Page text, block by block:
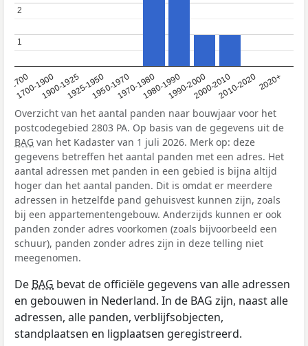
<1700
1700-19001900-19251925-19501950-19701970-19801980-19901990-20002000-20102010-20202020+
11
2
2
Overzicht van het aantal panden naar bouwjaar voor het
postcodegebied 2803 PA. Op basis van de gegevens uit de
BAG van het Kadaster van 1 juli 2026. Merk op: deze
gegevens betreffen het aantal panden met een adres. Het
aantal adressen met panden in een gebied is bijna altijd
hoger dan het aantal panden. Dit is omdat er meerdere
adressen in hetzelfde pand gehuisvest kunnen zijn, zoals
bij een appartementengebouw. Anderzijds kunnen er ook
panden zonder adres voorkomen (zoals bijvoorbeeld een
schuur), panden zonder adres zijn in deze telling niet
meegenomen.
De BAG bevat de officiële gegevens van alle adressen
en gebouwen in Nederland. In de BAG zijn, naast alle
adressen, alle panden, verblijfsobjecten,
standplaatsen en ligplaatsen geregistreerd.